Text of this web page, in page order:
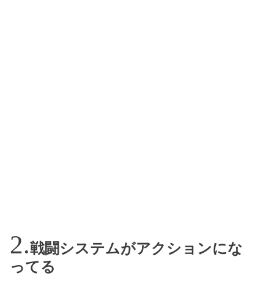
戦闘システムがアクションにな
ってる